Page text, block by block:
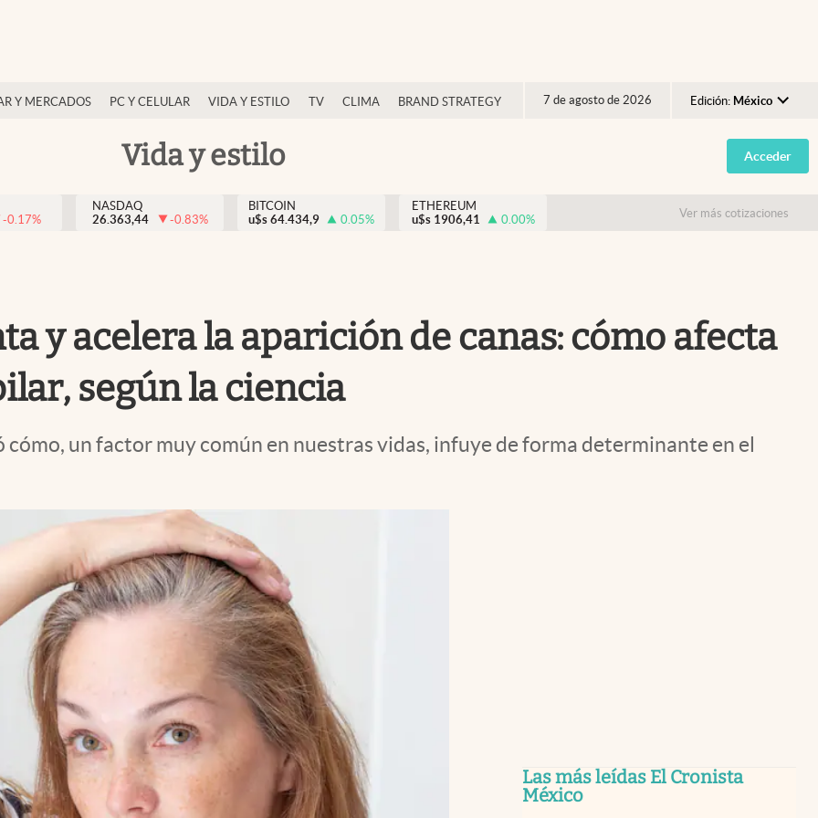
Y MERCADOS PC Y CELULAR VIDA Y ESTILO TV CLIMA BRAND STRATEGY 7 de agosto de 2026 Edición: México
Argentina
España
USA
Vida y estilo Acceder
-0.17%
NASDAQ
26.363,44
-0.83%
BITCOIN
u$s 64.434,9 0.05%
ETHEREUM
u$s 1906,41 0.00% Ver más cotizaciones
y acelera la aparición de canas: cómo afecta
según la ciencia
un factor muy común en nuestras vidas, infuye de forma determinante en el
Las más leídas El Cronista
México